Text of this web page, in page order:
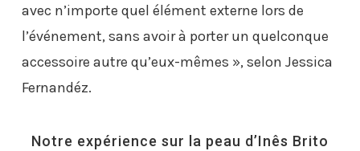
avec n’importe quel élément externe lors de
l’événement, sans avoir à porter un quelconque
accessoire autre qu’eux-mêmes », selon Jessica
Fernandéz.
Notre expérience sur la peau d’Inês Brito